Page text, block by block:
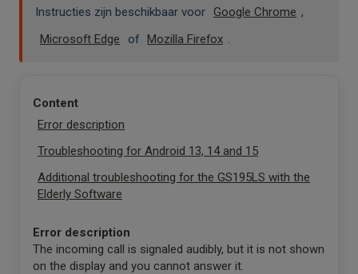
Instructies zijn beschikbaar voor Google Chrome ,
Microsoft Edge
of Mozilla Firefox .
Content
Error description
Troubleshooting for Android 13, 14 and 15
Additional troubleshooting for the GS195LS with the
Elderly Software
Error description
The incoming call is signaled audibly, but it is not shown
on the display and you cannot answer it.